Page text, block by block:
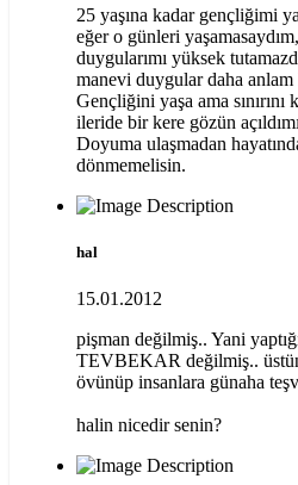
25 yaşına kadar gençliğimi
eğer o günleri
duygularımı yüksek
manevi duygular daha anlam
Gençliğini yaşa ama
ileride bir kere gözün
Doyuma ulaşmadan
dönmemelisin.
hal
15.01.2012
pişman değilmiş.. Yani
TEVBEKAR değilmiş..
övünüp insanlara günaha
halin nicedir senin?